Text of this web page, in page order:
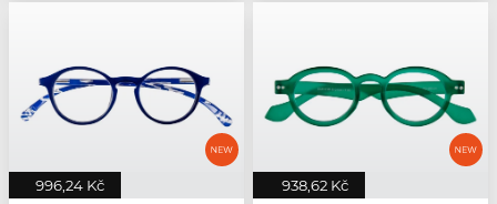
996,24 Kč 938,62 Kč